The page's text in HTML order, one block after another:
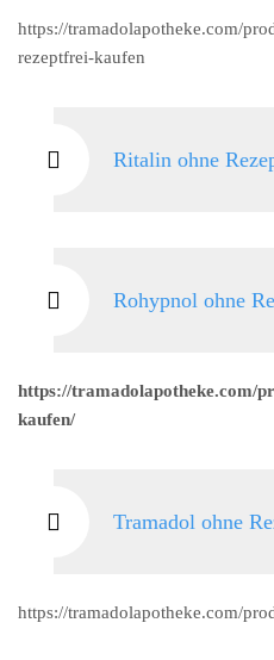
https://tramadolapotheke.com/
rezeptfrei-kaufen
Ritalin ohne
Rohypnol ohne
https://tramadolapotheke.com/
kaufen/
Tramadol ohne
https://tramadolapotheke.com/